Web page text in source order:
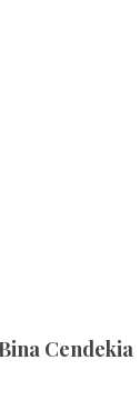
Cendekia